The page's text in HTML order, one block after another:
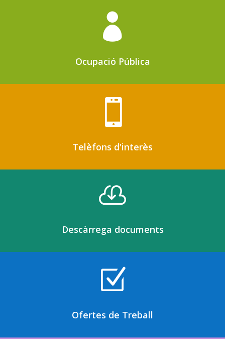

Ocupació Pública

Telèfons d'interès

Descàrrega documents
Z
Ofertes de Treball